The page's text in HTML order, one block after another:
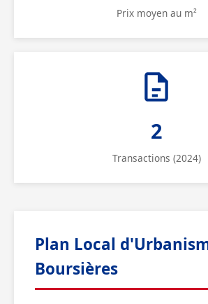
Prix moyen au m²
2
Transactions (2024)
Plan Local
Boursières